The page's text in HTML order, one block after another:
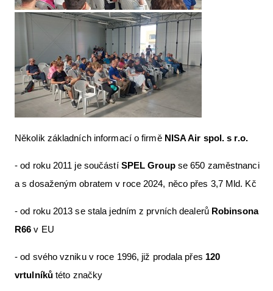
Několik základních informací o firmě NISA Air spol. s r.o.
- od roku 2011 je součástí SPEL Groupse 650 zaměstnanci
a s dosaženým obratem v roce 2024, něco přes 3,7 Mld. Kč
- od roku 2013 se stala jedním z prvních dealerů Robinsona
R66 v EU
- od svého vzniku v roce 1996, již prodala přes 120
vrtulníkůtéto značky